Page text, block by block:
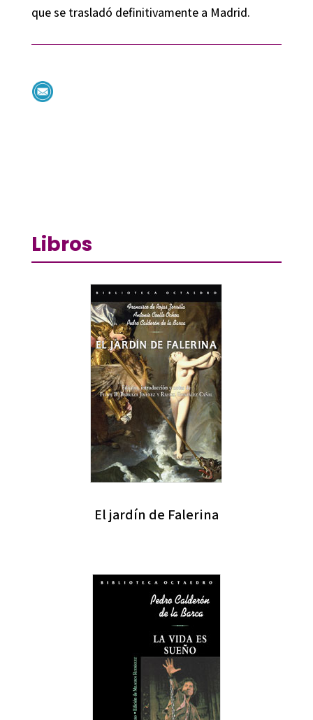
que se trasladó definitivamente a Madrid.
Libros
El jardín de Falerina